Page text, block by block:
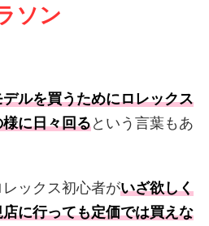
ソン
ルを買うためにロレックス
に日々回るという言葉もあ
ックス初心者がいざ欲しく
に行っても定価では買えな